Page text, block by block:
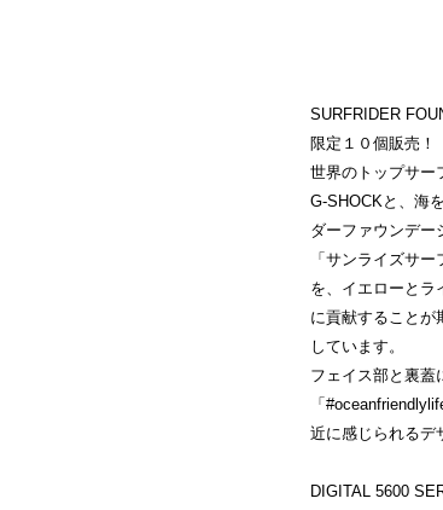
SURFRIDER
限定１０個販売！
世界のトップサー
G-SHOCKと、海
ダーファウンデー
「サンライズサ
を、イエローとラ
に貢献することが
しています。
フェイス部と裏蓋
「
近に感じられるデ
DIGITAL 5600